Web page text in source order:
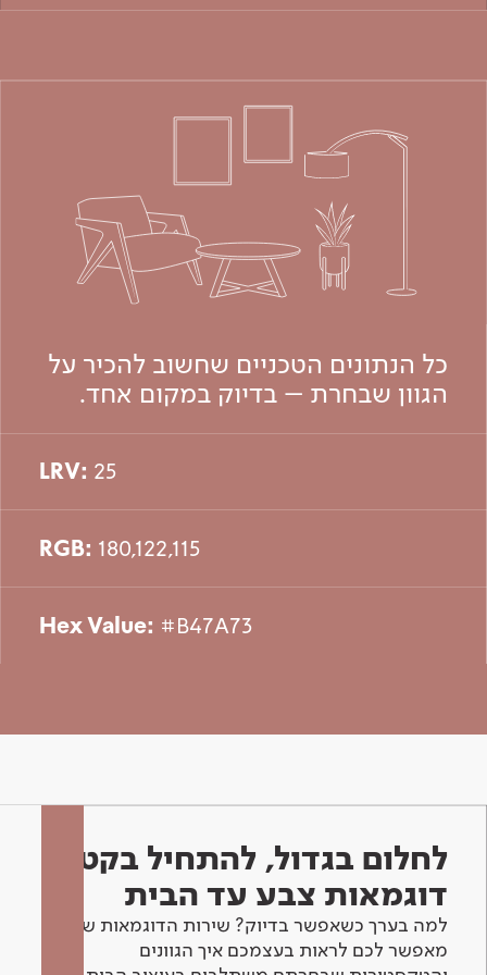
כל הנתונים הטכניים שחשוב להכיר על
הגוון שבחרת – בדיוק במקום אחד.
LRV: 25
RGB: 180,122,115
Hex Value: #B47A73
לחלום בגדול, להתחיל בקטן -
דוגמאות צבע עד הבית
למה בערך כשאפשר בדיוק? שירות הדוגמאות שלנו
מאפשר לכם לראות בעצמכם איך הגוונים